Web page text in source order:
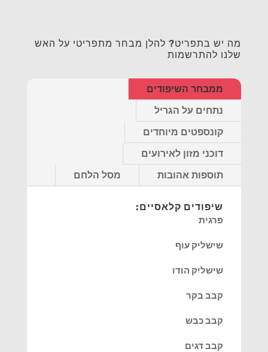
מה יש בתפריט? להלן מבחר מתפריטי על האש
שלנו להתרשמות
ממבחר השיפודים
נתחים על הגריל
קונספטים מיוחדים
דוכני מזון לאירועים
תוספות אהובות
מסל הלחם
שיפודים קלאסיים:
פרגית
שישליק עוף
שישליק הודו
קבב בקר
קבב כבש
קבב דגים